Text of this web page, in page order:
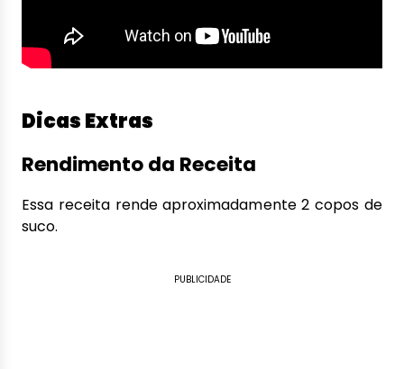
Dicas Extras
Rendimento da Receita
Essa receita rende aproximadamente 2 copos de
suco.
PUBLICIDADE